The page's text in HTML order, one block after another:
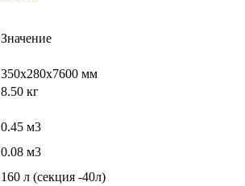
Значение
350x280x7600 мм
8.50 кг
0.45 м3
0.08 м3
160 л (секция -40л)